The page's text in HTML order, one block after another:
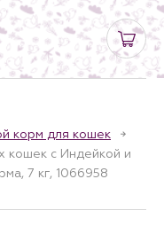
корм для кошек
кошек с Индейкой и
7 кг, 1066958